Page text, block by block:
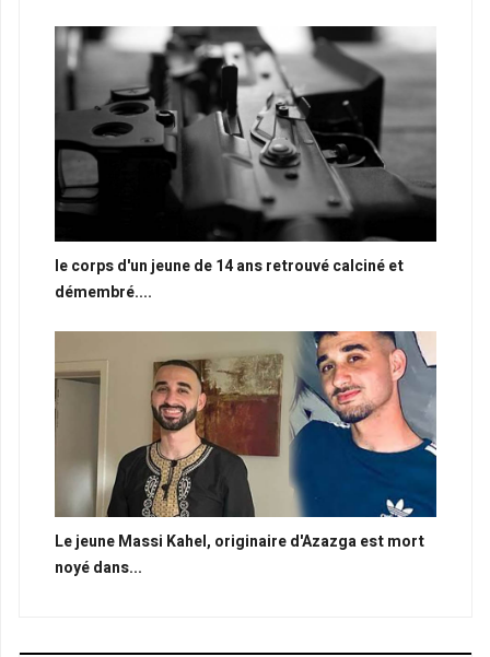
le corps d'un jeune de 14 ans retrouvé calciné et
démembré....
Le jeune Massi Kahel, originaire d'Azazga est mort
noyé dans...